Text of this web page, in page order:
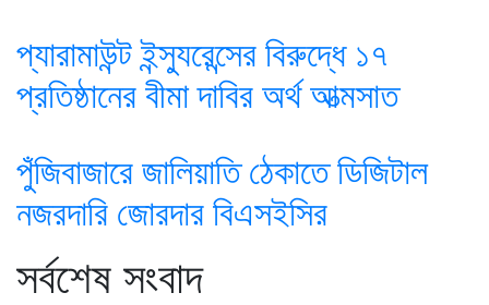
প্যারামাউন্ট ইন্স্যুরেন্সের বিরুদ্ধে ১৭
প্রতিষ্ঠানের বীমা দাবির অর্থ আত্মসাত
পুঁজিবাজারে জালিয়াতি ঠেকাতে ডিজিটাল
নজরদারি জোরদার বিএসইসির
সর্বশেষ সংবাদ